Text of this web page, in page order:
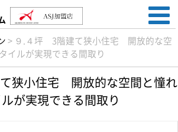
> ９.４坪 3階建て狭小住宅 開放的な空
イルが実現できる間取り
狭小住宅 開放的な空間と憧れ
が実現できる間取り